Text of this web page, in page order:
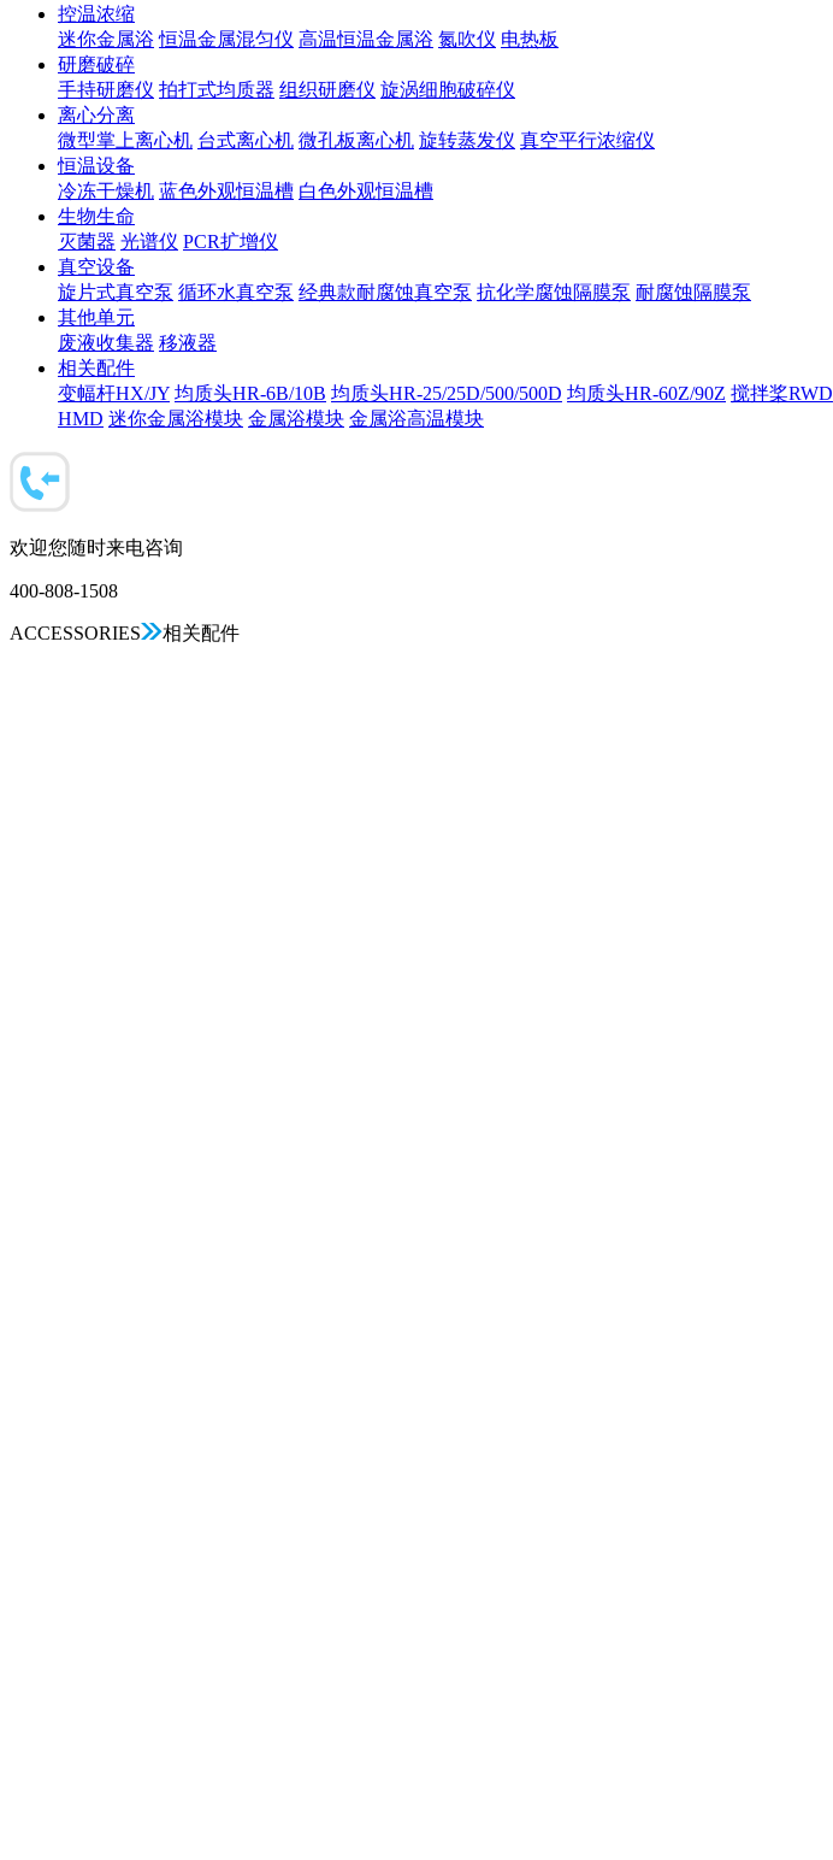
控温浓缩
迷你金属浴 恒温金属混匀仪 高温恒温金属浴 氮吹仪 电热板
研磨破碎
手持研磨仪 拍打式均质器 组织研磨仪 旋涡细胞破碎仪
离心分离
微型掌上离心机 台式离心机 微孔板离心机 旋转蒸发仪 真空平行浓缩仪
恒温设备
冷冻干燥机 蓝色外观恒温槽 白色外观恒温槽
生物生命
灭菌器 光谱仪 PCR扩增仪
真空设备
旋片式真空泵 循环水真空泵 经典款耐腐蚀真空泵 抗化学腐蚀隔膜泵 耐腐蚀隔膜泵
其他单元
废液收集器 移液器
相关配件
变幅杆HX/JY 均质头HR-6B/10B 均质头HR-25/25D/500/500D 均质头HR-60Z/90Z 搅拌桨RWD
HMD 迷你金属浴模块 金属浴模块 金属浴高温模块
欢迎您随时来电咨询
400-808-1508
ACCESSORIES 相关配件